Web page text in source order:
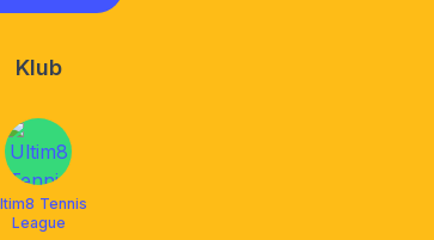
Klub
Tennis
League